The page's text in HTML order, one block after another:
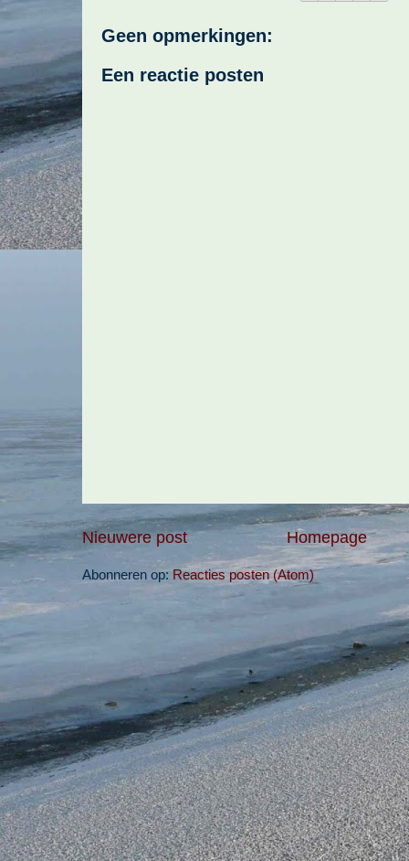
Geen opmerkingen:
Een reactie posten
Nieuwere post Homepage
Abonneren op: Reacties posten (Atom)